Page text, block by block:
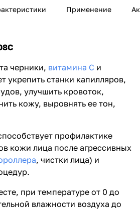
Применение
черники, витамина С и
укрепить станки капилляров,
улучшить кровоток,
кожу, выровнять ее тон,
профилактике
кожи лица после агрессивных
, чистки лица) и
при температуре от 0 до
влажности воздуха до